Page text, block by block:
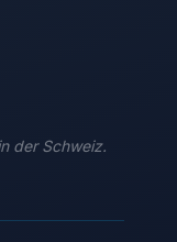
der Schweiz.